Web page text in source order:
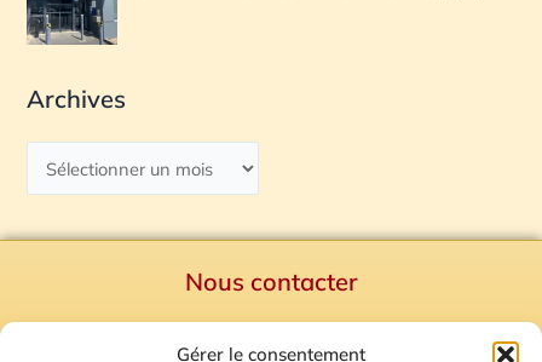
Gérer le consentement
Archives
Nous contacter